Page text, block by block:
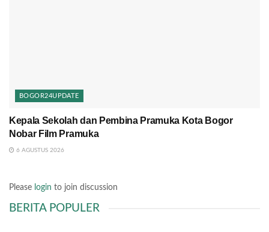
BOGOR24UPDATE
Kepala Sekolah dan Pembina Pramuka Kota Bogor
Nobar Film Pramuka
6 AGUSTUS 2026
Please login to join discussion
BERITA POPULER